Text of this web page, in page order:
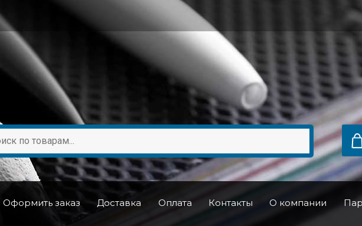
Оформить заказ Доставка Оплата Контакты О компании